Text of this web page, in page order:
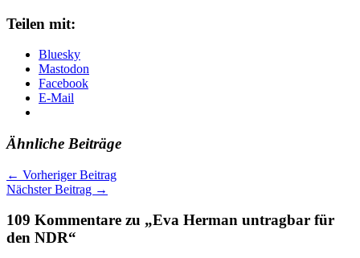
Teilen mit:
Bluesky
Mastodon
Facebook
E-Mail
Ähnliche Beiträge
← Vorheriger Beitrag
Nächster Beitrag →
109 Kommentare zu „Eva Herman untragbar für
den NDR“